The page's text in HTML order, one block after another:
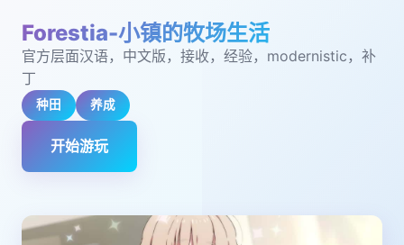
Forestia-小镇的牧场生活
官方层面汉语，中文版，接收，经验，modernistic，补
丁
种田 养成
开始游玩